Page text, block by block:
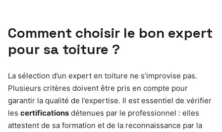
Comment choisir le bon expert
pour sa toiture ?
La sélection d’un expert en toiture ne s’improvise pas.
Plusieurs critères doivent être pris en compte pour
garantir la qualité de l’expertise. Il est essentiel de vérifier
les certifications détenues par le professionnel : elles
attestent de sa formation et de la reconnaissance par la